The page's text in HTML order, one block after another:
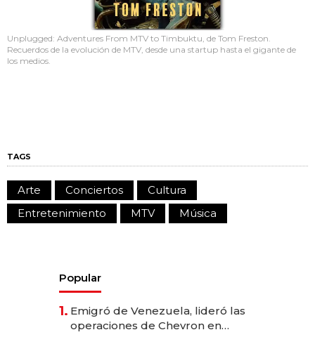
Unplugged: Adventures From MTV to Timbuktu, de Tom Freston.
Recuerdos de la evolución de MTV, desde una startup hasta el gigante de
los medios.
TAGS
Arte Conciertos
Cultura
Entretenimiento
MTV Música
Popular
1. Emigró de Venezuela, lideró las
operaciones de Chevron en